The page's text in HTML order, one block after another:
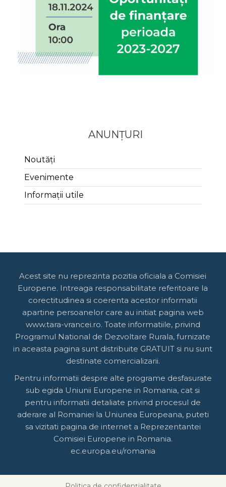
ANUNȚURI
Noutăți
Evenimente
Informații utile
Acest site nu reprezinta pozitia oficiala a Comisiei
Europene. Intreaga responsabilitate referitoare la
corectitudinea si coerenta acestor informatii
apartine persoanelor care au initiat pagina web
www.tara-vrancei.ro. Toate informatiile, privind
Programul National de Dezvoltare Rurala, furnizate
in aceasta pagina sunt distribuite GRATUIT si nu sunt
destinate comercializarii.
Pentru informatii despre alte programe desfasurate
sub egida Uniunii Europene in Romania, cat si
pentru informatii detaliate privind procesul de
aderare al Romaniei la Uniunea Europeana, puteti
sa vizitati pagina de internet a Reprezentantei
Comisiei Europene in Romania.
ec.europa.eu/romania